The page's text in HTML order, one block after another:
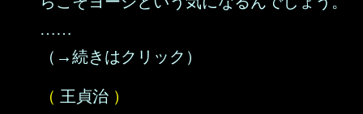
……
（→続きはクリック）
（ 王貞治 ）